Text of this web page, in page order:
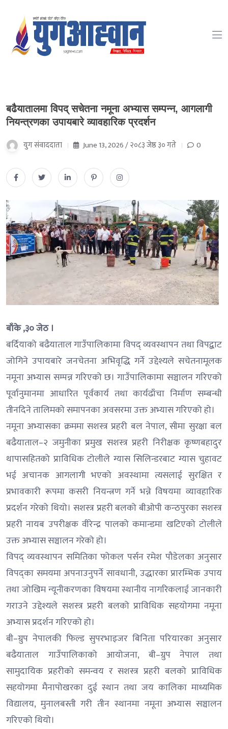
बढैयातालमा विपद् सचेतना नमूना अभ्यास सम्पन्न, आगलागी
नियन्त्रणका उपायबारे व्यावहारिक प्रदर्शन
युग संवाददाता June 13, 2026 / २०८३ जेष्ठ ३० गते 0
बाँके ,३० जेठ ।
बर्दियाको बढैयाताल गाउँपालिकामा विपद् व्यवस्थापन तथा विपद्बाट
जोगिने उपायबारे जनचेतना अभिवृद्धि गर्ने उद्देश्यले सचेतनामूलक
नमूना अभ्यास सम्पन्न गरिएको छ। गाउँपालिकामा सञ्चालन गरिएको
पूर्वानुमानमा आधारित पूर्वकार्य तथा कार्यढाँचा निर्माण सम्बन्धी
तीनदिने तालिमको समापनका अवसरमा उक्त अभ्यास गरिएको हो।
नमूना अभ्यासका क्रममा सशस्त्र प्रहरी बल नेपाल, सीमा सुरक्षा बल
बढैयाताल–२ जमुनीका प्रमुख सशस्त्र प्रहरी निरीक्षक कृष्णबहादुर
थापासहितको प्राविधिक टोलीले ग्यास सिलिन्डरबाट ग्यास चुहावट
भई अचानक आगलागी भएको अवस्थामा त्यसलाई सुरक्षित र
प्रभावकारी रूपमा कसरी नियन्त्रण गर्ने भन्ने विषयमा व्यावहारिक
प्रदर्शन गरेको थियो। सशस्त्र प्रहरी बलको बीओपी कन्ठपुरका सशस्त्र
प्रहरी नायब उपरीक्षक वीरेन्द्र पालको कमान्डमा खटिएको टोलीले
उक्त अभ्यास सञ्चालन गरेको हो।
विपद् व्यवस्थापन समितिका फोकल पर्सन रमेश पौडेलका अनुसार
विपद्का समयमा अपनाउनुपर्ने सावधानी, उद्धारका प्रारम्भिक उपाय
तथा जोखिम न्यूनीकरणका विषयमा स्थानीय नागरिकलाई जानकारी
गराउने उद्देश्यले सशस्त्र प्रहरी बलको प्राविधिक सहयोगमा नमूना
अभ्यास प्रदर्शन गरिएको हो।
बी–ग्रुप नेपालकी फिल्ड सुपरभाइजर बिनिता परियारका अनुसार
बढैयाताल गाउँपालिकाको आयोजना, बी–ग्रुप नेपाल तथा
सामुदायिक प्रहरीको समन्वय र सशस्त्र प्रहरी बलको प्राविधिक
सहयोगमा मैनापोखरका दुई स्थान तथा जय कालिका माध्यमिक
विद्यालय, मुनालबस्ती गरी तीन स्थानमा नमूना अभ्यास सञ्चालन
गरिएको थियो।